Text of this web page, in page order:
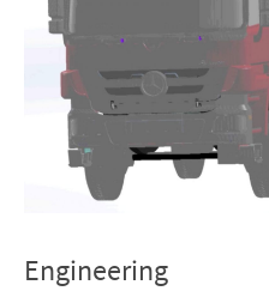
Engineering